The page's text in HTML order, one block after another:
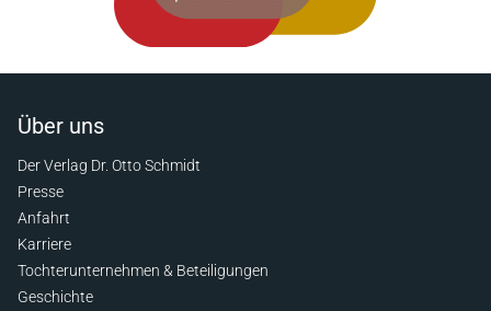
Über uns
Der Verlag Dr. Otto Schmidt
Presse
Anfahrt
Karriere
Tochterunternehmen & Beteiligungen
Geschichte